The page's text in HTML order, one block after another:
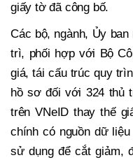
giấy tờ đã công bố.
Các bộ, ngành, Ủy
trì, phối hợp với Bộ
giá, tái cấu trúc quy
hồ sơ đối với 324 thủ
trên VNeID thay thế
chính có nguồn dữ
sử dụng để cắt giảm,